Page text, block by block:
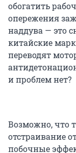
обогатить
опережения
наддува — это
китайские
переводят
и проблем нет?
Возможно, что
отстраивание
побочные